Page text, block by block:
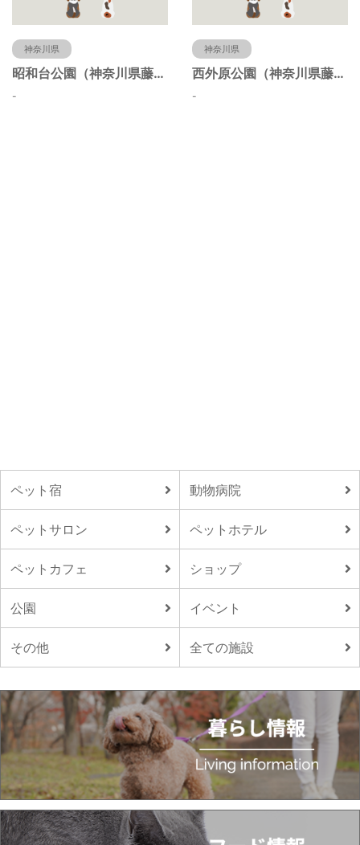
神奈川県
昭和台公園（神奈川県藤沢市）
-
神奈川県
西外原公園（神奈川県藤沢市）
-
ペット宿 動物病院
ペットサロン ペットホテル
ペットカフェ ショップ
公園 イベント
その他 全ての施設